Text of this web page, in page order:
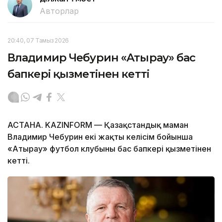
Авторлар
20:40, 07 Тамыз 2026
Владимир Чебурин «Атырау» бас
бапкері қызметінен кетті
АСТАНА. KAZINFORM — Қазақстандық маман
Владимир Чебурин екі жақты келісім бойынша
«Атырау» футбол клубының бас бапкері қызметінен
кетті.